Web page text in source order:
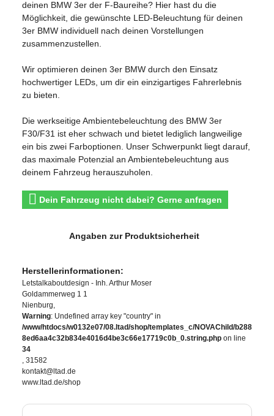
deinen BMW 3er der F-Baureihe? Hier hast du die
Möglichkeit, die gewünschte LED-Beleuchtung für deinen
3er BMW individuell nach deinen Vorstellungen
zusammenzustellen.
Wir optimieren deinen 3er BMW durch den Einsatz
hochwertiger LEDs, um dir ein einzigartiges Fahrerlebnis
zu bieten.
Die werkseitige Ambientebeleuchtung des BMW 3er
F30/F31 ist eher schwach und bietet lediglich langweilige
ein bis zwei Farboptionen. Unser Schwerpunkt liegt darauf,
das maximale Potenzial an Ambientebeleuchtung aus
deinem Fahrzeug herauszuholen.
Dein Fahrzeug nicht dabei? Gerne anfragen
Angaben zur Produktsicherheit
Herstellerinformationen:
Letstalkaboutdesign - Inh. Arthur Moser
Goldammerweg 1 1
Nienburg,
Warning: Undefined array key "country" in
/www/htdocs/w0132e07/08.ltad/shop/templates_c/NOVAChild/b288
8ed6aa4c32b834e4016d4be3c66e17719c0b_0.string.php on line
34
, 31582
kontakt@ltad.de
www.ltad.de/shop